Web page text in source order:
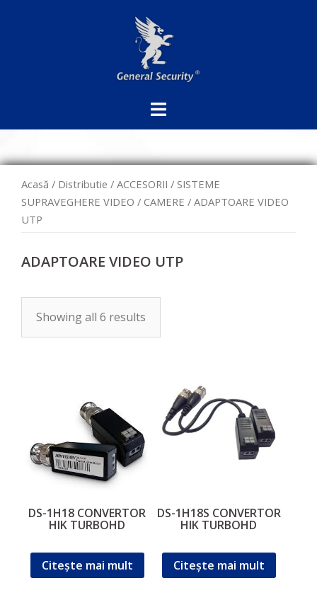
Acasă / Distributie / ACCESORII / SISTEME
SUPRAVEGHERE VIDEO / CAMERE / ADAPTOARE VIDEO
UTP
ADAPTOARE VIDEO UTP
Showing all 6 results
DS-1H18 CONVERTOR
HIK TURBOHD
Citește mai mult
DS-1H18S CONVERTOR
HIK TURBOHD
Citește mai mult